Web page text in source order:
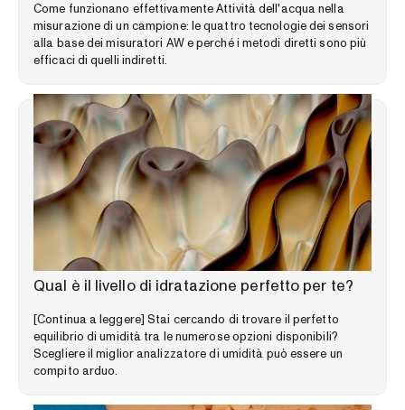
Come funzionano effettivamente Attività dell'acqua nella
misurazione di un campione: le quattro tecnologie dei sensori
alla base dei misuratori AW e perché i metodi diretti sono più
efficaci di quelli indiretti.
LIBRERIA DELLE COMPETENZE
Qual è il livello di idratazione perfetto per te?
[Continua a leggere] Stai cercando di trovare il perfetto
equilibrio di umidità tra le numerose opzioni disponibili?
Scegliere il miglior analizzatore di umidità può essere un
compito arduo.